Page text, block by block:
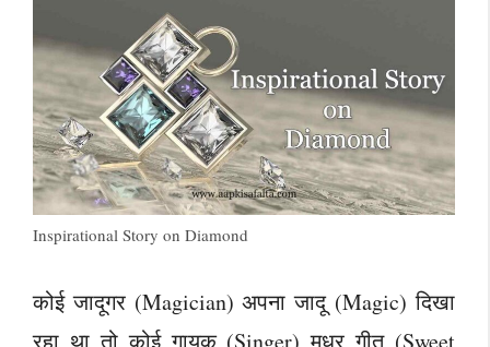
Inspirational Story on Diamond
कोई जादूगर (Magician) अपना जादू (Magic) दिखा